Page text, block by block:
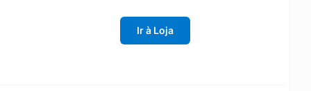
Ir à Loja